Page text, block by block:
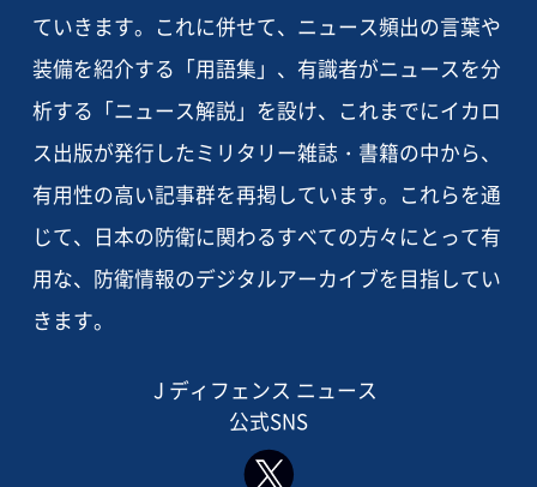
ていきます。これに併せて、ニュース頻出の言葉や
装備を紹介する「用語集」、有識者がニュースを分
析する「ニュース解説」を設け、これまでにイカロ
ス出版が発行したミリタリー雑誌・書籍の中から、
有用性の高い記事群を再掲しています。これらを通
じて、日本の防衛に関わるすべての方々にとって有
用な、防衛情報のデジタルアーカイブを目指してい
きます。
J ディフェンス ニュース
公式SNS